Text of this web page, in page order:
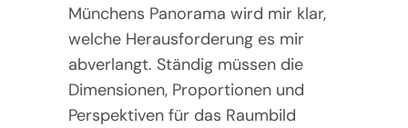
Münchens Panorama wird mir klar,
welche Herausforderung es mir
abverlangt. Ständig müssen die
Dimensionen, Proportionen und
Perspektiven für das Raumbild